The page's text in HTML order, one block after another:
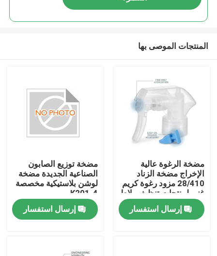
المنتجات الموصى بها
مضخة الرغوة عالية
الإخراج مضخة الزناد
28/410 مزود رغوة كريم
غني لمنتجات تنظيف بلاط
الحمام
إرسال استفسار
مضخة توزيع الصابون
الصناعية الجديدة مضخة
لوشن بلاستيكية مخصصة
K201-4
إرسال استفسار